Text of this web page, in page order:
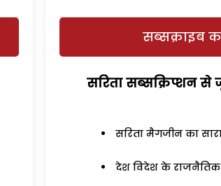
सब्सक्राइब
सरिता सब्सक्रिप्शन से
सरिता मैगजीन का
देश विदेश के राजनैतिक